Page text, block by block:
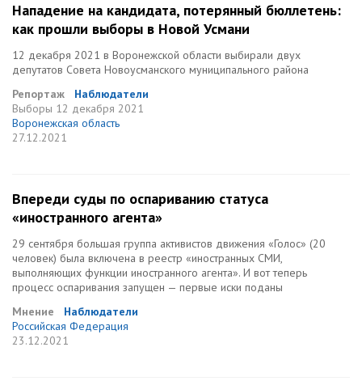
Нападение на кандидата, потерянный бюллетень:
как прошли выборы в Новой Усмани
12 декабря 2021 в Воронежской области выбирали двух
депутатов Совета Новоусманского муниципального района
Репортаж
Наблюдатели
Выборы 12 декабря 2021
Воронежская область
27.12.2021
Впереди суды по оспариванию статуса
«иностранного агента»
29 сентября большая группа активистов движения «Голос» (20
человек) была включена в реестр «иностранных СМИ,
выполняющих функции иностранного агента». И вот теперь
процесс оспаривания запущен — первые иски поданы
Мнение
Наблюдатели
Российская Федерация
23.12.2021